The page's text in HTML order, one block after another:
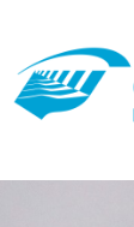
naar
inhoud